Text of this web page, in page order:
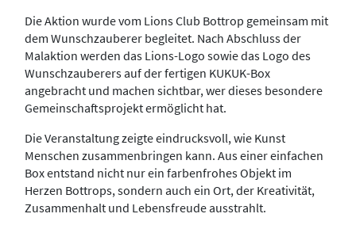
Die Aktion wurde vom Lions Club Bottrop gemeinsam mit
dem Wunschzauberer begleitet. Nach Abschluss der
Malaktion werden das Lions-Logo sowie das Logo des
Wunschzauberers auf der fertigen KUKUK-Box
angebracht und machen sichtbar, wer dieses besondere
Gemeinschaftsprojekt ermöglicht hat.
Die Veranstaltung zeigte eindrucksvoll, wie Kunst
Menschen zusammenbringen kann. Aus einer einfachen
Box entstand nicht nur ein farbenfrohes Objekt im
Herzen Bottrops, sondern auch ein Ort, der Kreativität,
Zusammenhalt und Lebensfreude ausstrahlt.